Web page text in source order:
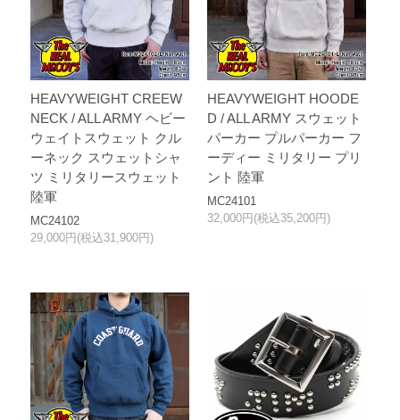
HEAVYWEIGHT CREEW
NECK / ALL ARMY ヘビー
ウェイトスウェット クル
ーネック スウェットシャ
ツ ミリタリースウェット
陸軍
MC24102
29,000円(税込31,900円)
HEAVYWEIGHT HOODE
D / ALL ARMY スウェット
パーカー プルパーカー フ
ーディー ミリタリー プリ
ント 陸軍
MC24101
32,000円(税込35,200円)